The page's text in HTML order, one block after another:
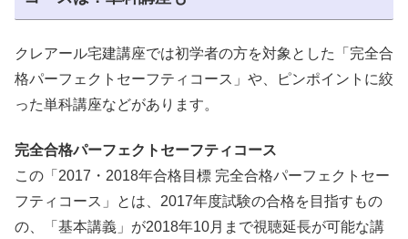
クレアール宅建講座では初学者の方を対象とした「完全合
格パーフェクトセーフティコース」や、ピンポイントに絞
った単科講座などがあります。
完全合格パーフェクトセーフティコース
この「2017・2018年合格目標 完全合格パーフェクトセー
フティコース」とは、2017年度試験の合格を目指すもの
の、「基本講義」が2018年10月まで視聴延長が可能な講